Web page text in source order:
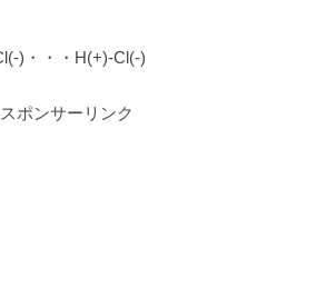
)・・・H(+)-Cl(-)
スポンサーリンク